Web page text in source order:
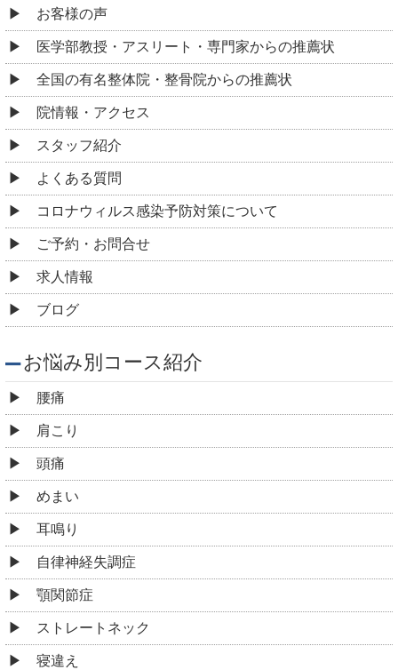
お客様の声
医学部教授・アスリート・専門家からの推薦状
全国の有名整体院・整骨院からの推薦状
院情報・アクセス
スタッフ紹介
よくある質問
コロナウィルス感染予防対策について
ご予約・お問合せ
求人情報
ブログ
お悩み別コース紹介
腰痛
肩こり
頭痛
めまい
耳鳴り
自律神経失調症
顎関節症
ストレートネック
寝違え